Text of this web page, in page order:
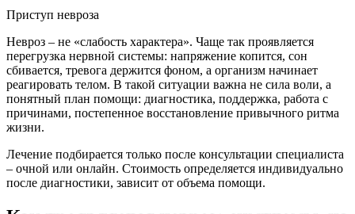
Приступ невроза
Невроз – не «слабость характера». Чаще так проявляется
перегрузка нервной системы: напряжение копится, сон
сбивается, тревога держится фоном, а организм начинает
реагировать телом. В такой ситуации важна не сила воли, а
понятный план помощи: диагностика, поддержка, работа с
причинами, постепенное восстановление привычного ритма
жизни.
Лечение подбирается только после консультации специалиста
– очной или онлайн. Стоимость определяется индивидуально
после диагностики, зависит от объема помощи.